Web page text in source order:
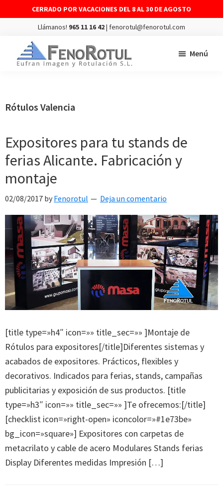
CERRADO POR VACACIONES DEL 8 AL 30 DE AGOSTO
Llámanos! 965 11 16 42| fenorotul@fenorotul.com
páginamontaje
y
vinilos
Menú
Rótulos Valencia
Expositores para tu stands de
ferias Alicante. Fabricación y
montaje
02/08/2017 by Fenorotul Deja un comentario
[title type=»h4″ icon=»» title_sec=»» ]Montaje de
Rótulos para expositores[/title]Diferentes sistemas y
acabados de expositores. Prácticos, flexibles y
decorativos. Indicados para ferias, stands, campañas
publicitarias y exposición de sus productos. [title
type=»h3″ icon=»» title_sec=»» ]Te ofrecemos:[/title]
[checklist icon=»right-open» iconcolor=»#1e73be»
bg_icon=»square»] Expositores con carpetas de
metacrilato y cable de acero Modulares Stands ferias
Display Diferentes medidas Impresión […]